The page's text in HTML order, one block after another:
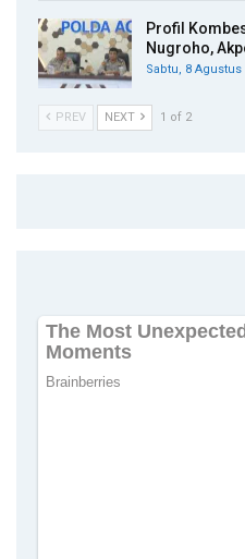
Profil
Nugroho,
Sabtu, 8 Agustus
PREV NEXT 1 of 2